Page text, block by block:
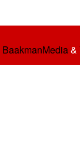
BaakmanMedia&